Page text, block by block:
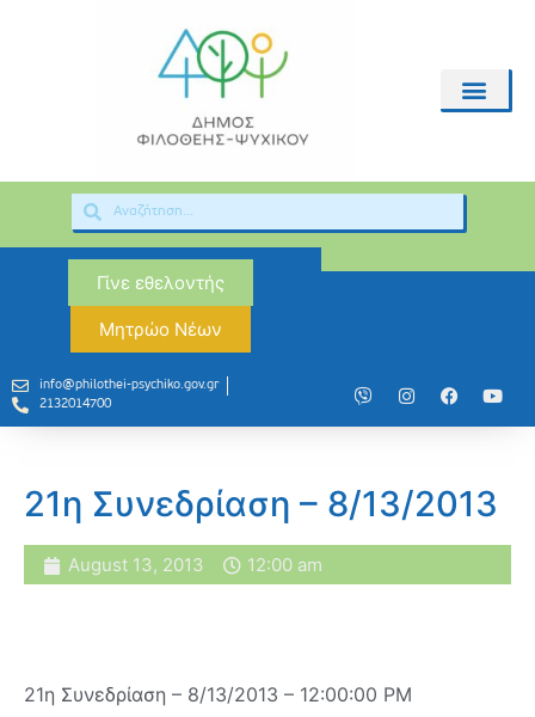
Γίνε εθελοντής
Μητρώο Νέων
info@philothei-psychiko.gov.gr
2132014700
21η Συνεδρίαση – 8/13/2013
August 13, 2013 12:00 am
21η Συνεδρίαση – 8/13/2013 – 12:00:00 PM